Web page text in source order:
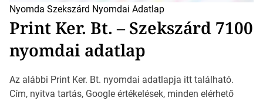
Nyomda Szekszárd Nyomdai Adatlap
Print Ker. Bt. – Szekszárd 7100
nyomdai adatlap
Az alábbi Print Ker. Bt. nyomdai adatlapja itt található.
Cím, nyitva tartás, Google értékelések, minden elérhető